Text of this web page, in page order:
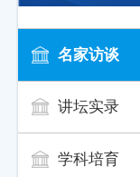
名家访谈
讲坛实录
学科培育